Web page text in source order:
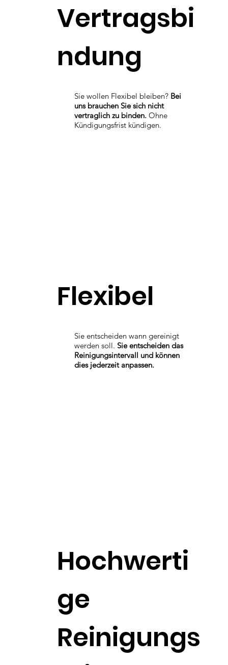
Vertragsbi
ndung
Sie wollen Flexibel bleiben? Bei
uns brauchen Sie sich nicht
vertraglich zu binden. Ohne
Kündigungsfrist kündigen.
Flexibel
Sie entscheiden wann gereinigt
werden soll.Sie entscheiden das
Reinigungsintervall und können
dies jederzeit anpassen.
Hochwerti
ge
Reinigungs